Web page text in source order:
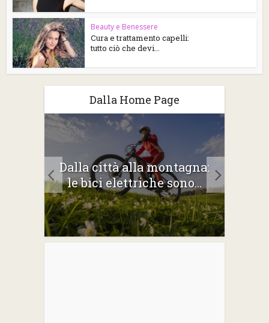
Beauty e Benessere
Cura e trattamento capelli:
tutto ciò che devi...
Dalla Home Page
Dalla città alla montagna:
le bici elettriche sono...